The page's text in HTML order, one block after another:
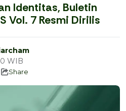
Identitas, Buletin
Vol. 7 Resmi Dirilis
WIB
Share